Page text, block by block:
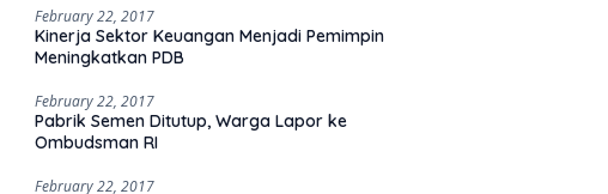
February 22, 2017
Kinerja Sektor Keuangan Menjadi Pemimpin
Meningkatkan PDB
February 22, 2017
Pabrik Semen Ditutup, Warga Lapor ke
Ombudsman RI
February 22, 2017